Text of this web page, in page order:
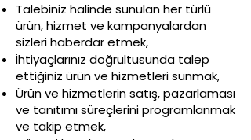
Talebiniz halinde sunulan her türlü
ürün, hizmet ve kampanyalardan
sizleri haberdar etmek,
İhtiyaçlarınız doğrultusunda talep
ettiğiniz ürün ve hizmetleri sunmak,
Ürün ve hizmetlerin satış, pazarlaması
ve tanıtımı süreçlerini programlanmak
ve takip etmek,